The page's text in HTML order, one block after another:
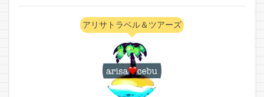
アリサトラベル＆ツアーズ